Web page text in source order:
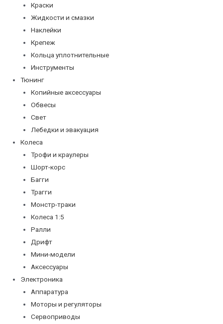
Краски
Жидкости и смазки
Наклейки
Крепеж
Кольца уплотнительные
Инструменты
Тюнинг
Копийные аксессуары
Обвесы
Свет
Лебедки и эвакуация
Колеса
Трофи и краулеры
Шорт-корс
Багги
Трагги
Монстр-траки
Колеса 1:5
Ралли
Дрифт
Мини-модели
Аксессуары
Электроника
Аппаратура
Моторы и регуляторы
Сервоприводы